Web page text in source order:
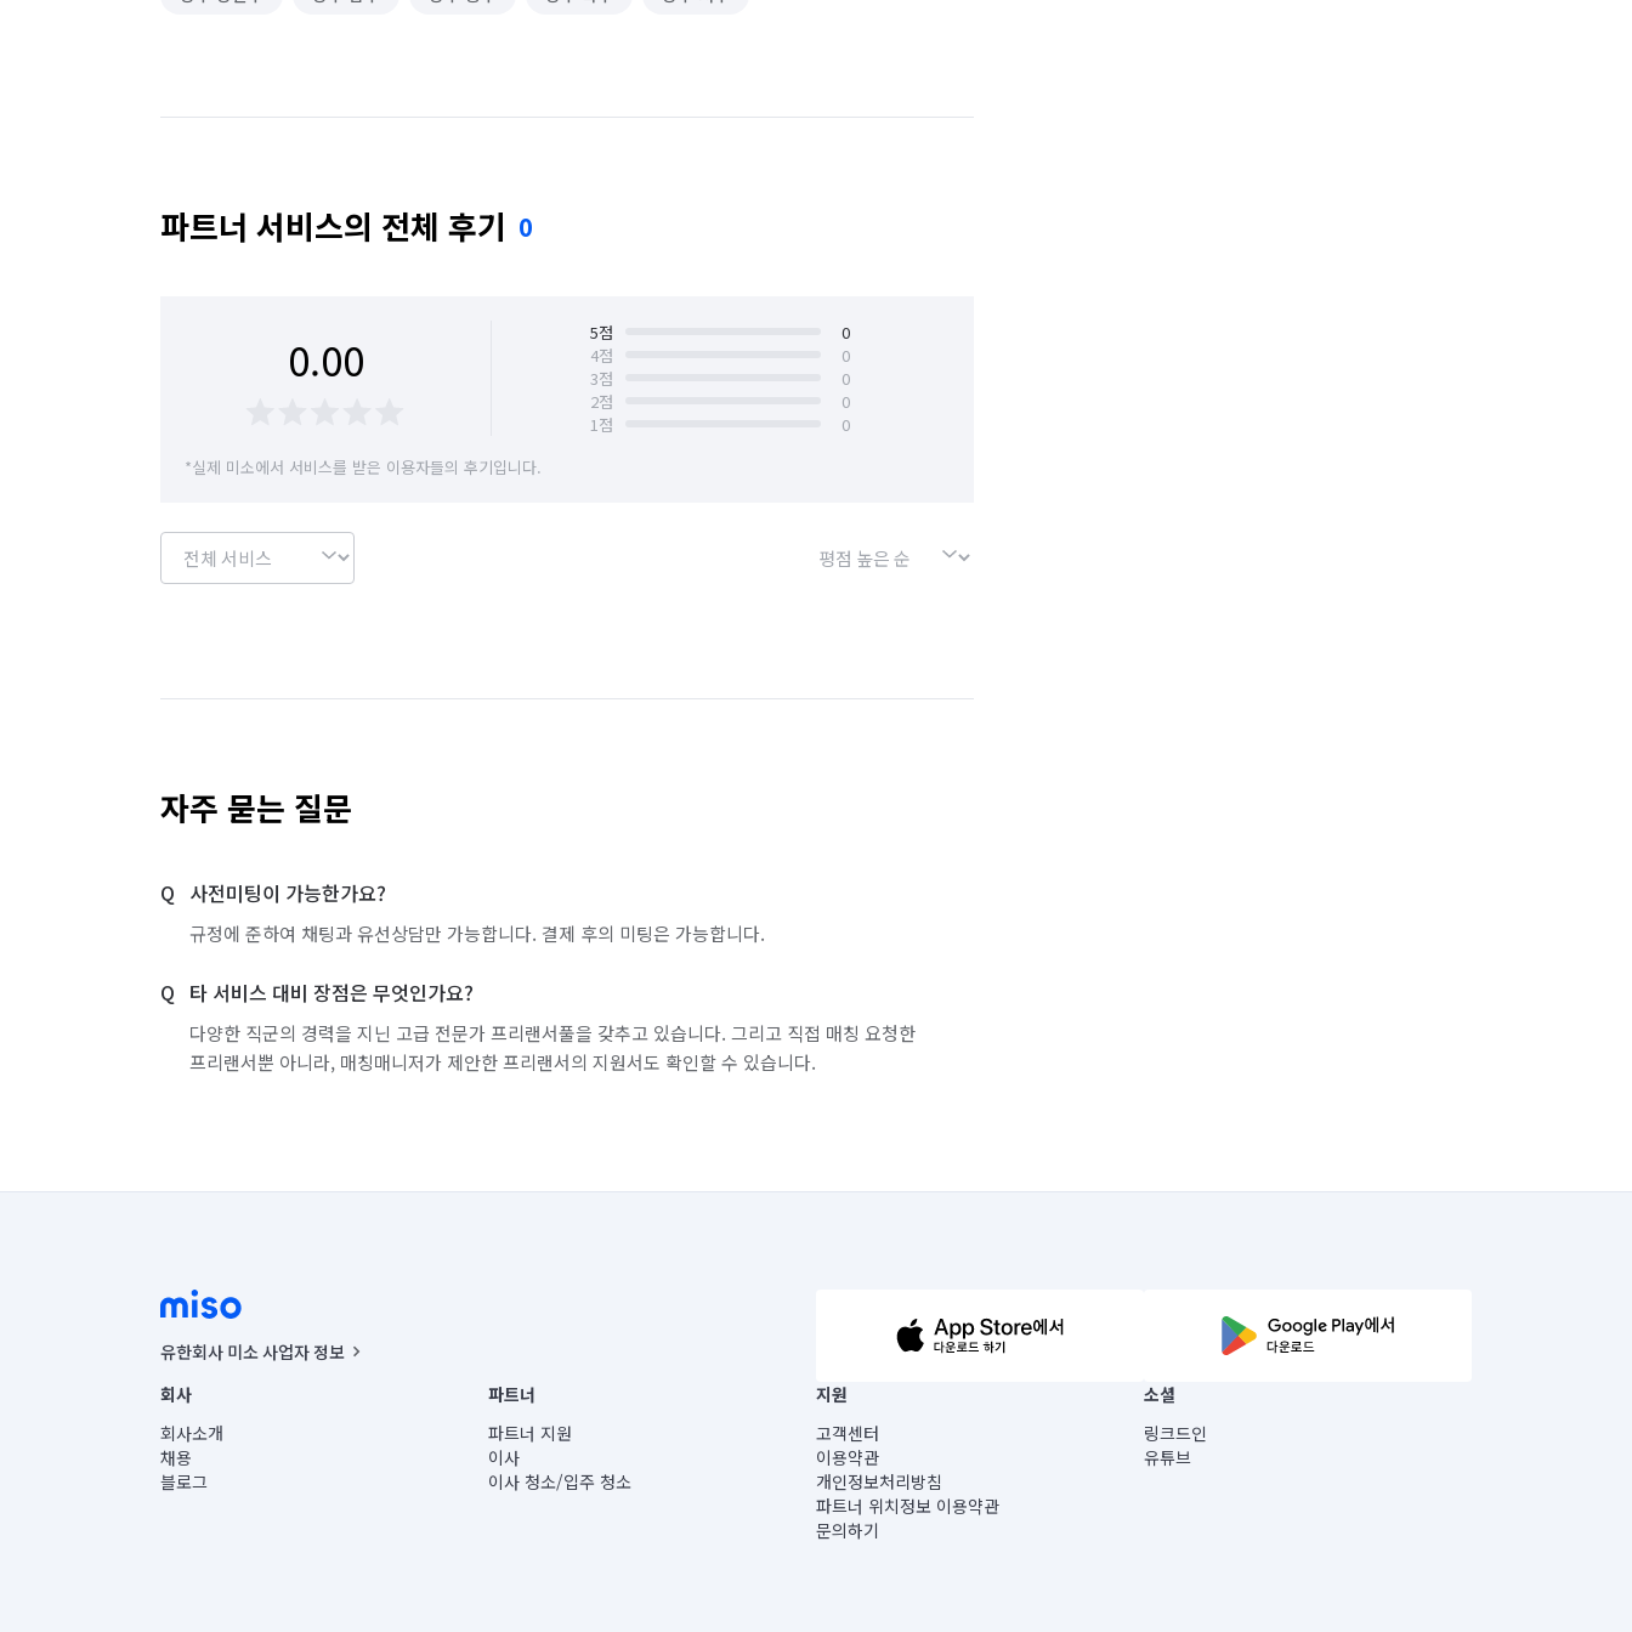
파트너 서비스의 전체 후기 0
0.00 5점
0
4점
0
3점
0
2점
0
1점
0
*실제 미소에서 서비스를 받은 이용자들의 후기입니다.
자주 묻는 질문
사전미팅이 가능한가요?
규정에 준하여 채팅과 유선상담만 가능합니다. 결제 후의 미팅은 가능합니다.
타 서비스 대비 장점은 무엇인가요?
다양한 직군의 경력을 지닌 고급 전문가 프리랜서풀을 갖추고 있습니다. 그리고 직접 매칭 요청한
프리랜서뿐 아니라, 매칭매니저가 제안한 프리랜서의 지원서도 확인할 수 있습니다.
유한회사 미소 사업자 정보
사업자등록번호 : 291-87-00271 | 인허가번호 : 2016-3220163-14-5-00019 |
통신판매신고번호 : 2024-서울종로-1400(공정거래위원회 정보) |
대표이사 : CHING VICTOR COLUMBIA RHEE
주소 | 본사: 서울특별시 종로구 율곡로 6(중학동, 트윈트리빌딩) B동 5층
컨택센터 : 서울특별시 종로구 수송동 율곡로 24, 7층, 8층 미소
회사
회사소개
채용
블로그
파트너
파트너 지원
이사
이사 청소/입주 청소
지원
고객센터
이용약관
개인정보처리방침
파트너 위치정보 이용약관
문의하기
소셜
링크드인
유튜브